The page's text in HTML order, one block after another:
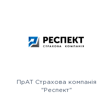
ПрАТ Страхова компанія
"Респект"